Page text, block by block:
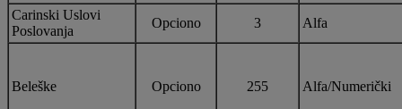
Carinski Uslovi
Poslovanja
Opciono 3 Alfa
Beleške Opciono 255 Alfa/Numerički